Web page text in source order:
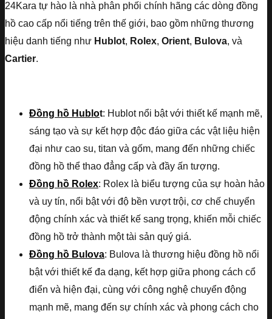
24Kara tự hào là nhà phân phối chính hãng các dòng đồng
hồ cao cấp nổi tiếng trên thế giới, bao gồm những thương
hiệu danh tiếng như Hublot, Rolex, Orient, Bulova, và
Cartier.
Đồng hồ Hublot: Hublot nổi bật với thiết kế mạnh mẽ,
sáng tạo và sự kết hợp độc đáo giữa các vật liệu hiện
đại như cao su, titan và gốm, mang đến những chiếc
đồng hồ thể thao đẳng cấp và đầy ấn tượng.
Đồng hồ Rolex: Rolex là biểu tượng của sự hoàn hảo
và uy tín, nổi bật với độ bền vượt trội, cơ chế chuyển
động chính xác và thiết kế sang trọng, khiến mỗi chiếc
đồng hồ trở thành một tài sản quý giá.
Đồng hồ Bulova: Bulova là thương hiệu đồng hồ nổi
bật với thiết kế đa dạng, kết hợp giữa phong cách cổ
điển và hiện đại, cùng với công nghệ chuyển động
mạnh mẽ, mang đến sự chính xác và phong cách cho